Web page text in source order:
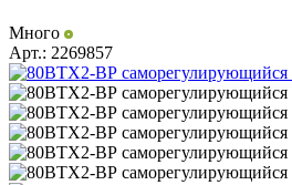
Много
Арт.: 2269857